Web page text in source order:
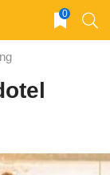
0